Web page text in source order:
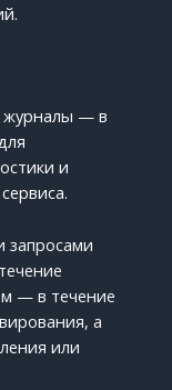
журналы — в
и
запросами
— в течение
а
или